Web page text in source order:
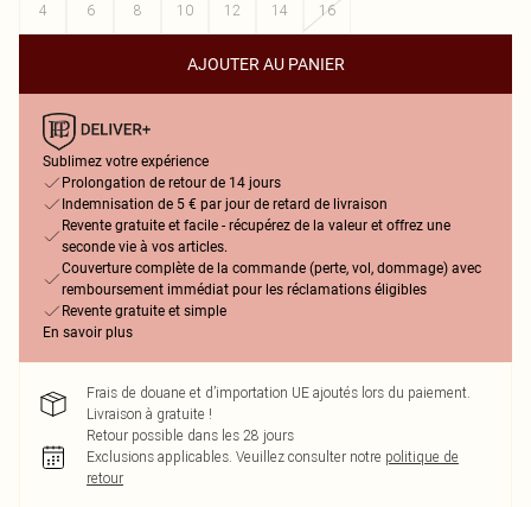
4
6 8 10 12 14 16
AJOUTER AU PANIER
Sublimez votre expérience
Prolongation de retour de 14 jours
Indemnisation de 5 € par jour de retard de livraison
Revente gratuite et facile - récupérez de la valeur et offrez une
seconde vie à vos articles.
Couverture complète de la commande (perte, vol, dommage) avec
remboursement immédiat pour les réclamations éligibles
Revente gratuite et simple
En savoir plus
Frais de douane et d’importation UE ajoutés lors du paiement.
Livraison à gratuite !
Retour possible dans les 28 jours
Exclusions applicables. Veuillez consulter notre politique de
retour